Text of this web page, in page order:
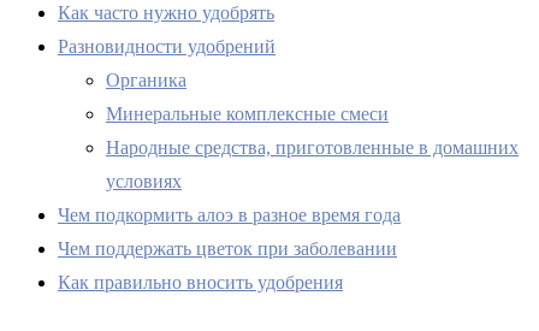
Как часто нужно удобрять
Разновидности удобрений
Органика
Минеральные комплексные смеси
Народные средства, приготовленные в домашних
условиях
Чем подкормить алоэ в разное время года
Чем поддержать цветок при заболевании
Как правильно вносить удобрения